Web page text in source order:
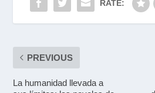
RATE:
PREVIOUS
La humanidad llevada a